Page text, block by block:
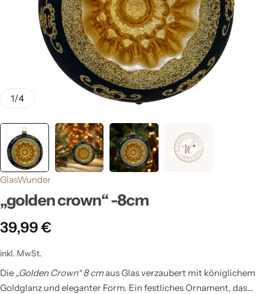
1/4
GlasWunder
„golden crown“ -8cm
39,99 €
inkl. MwSt.
Die „Golden Crown“ 8 cmaus Glas verzaubert mit königlichem
Goldglanz und eleganter Form. Ein festliches Ornament, das